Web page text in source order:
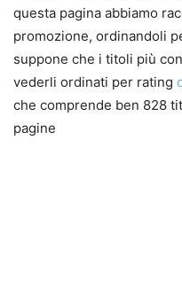
questa pagina abbiamo
promozione, ordinandoli
suppone che i titoli più
vederli ordinati per rating
che comprende ben 828
pagine